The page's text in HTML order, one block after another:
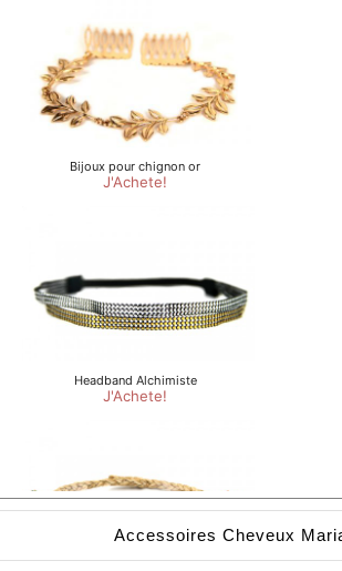
Accessoires Cheveux